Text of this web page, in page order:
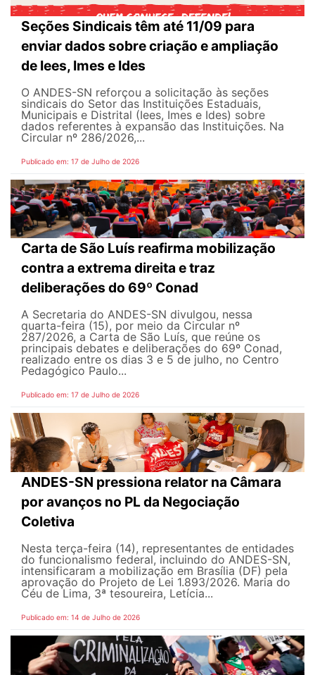
Seções Sindicais têm até 11/09 para
enviar dados sobre criação e ampliação
de Iees, Imes e Ides
O ANDES-SN reforçou a solicitação às seções
sindicais do Setor das Instituições Estaduais,
Municipais e Distrital (Iees, Imes e Ides) sobre
dados referentes à expansão das Instituições. Na
Circular nº 286/2026,...
Publicado em: 17 de Julho de 2026
Carta de São Luís reafirma mobilização
contra a extrema direita e traz
deliberações do 69º Conad
A Secretaria do ANDES-SN divulgou, nessa
quarta-feira (15), por meio da Circular nº
287/2026, a Carta de São Luís, que reúne os
principais debates e deliberações do 69º Conad,
realizado entre os dias 3 e 5 de julho, no Centro
Pedagógico Paulo...
Publicado em: 17 de Julho de 2026
ANDES-SN pressiona relator na Câmara
por avanços no PL da Negociação
Coletiva
Nesta terça-feira (14), representantes de entidades
do funcionalismo federal, incluindo do ANDES-SN,
intensificaram a mobilização em Brasília (DF) pela
aprovação do Projeto de Lei 1.893/2026. Maria do
Céu de Lima, 3ª tesoureira, Letícia...
Publicado em: 14 de Julho de 2026